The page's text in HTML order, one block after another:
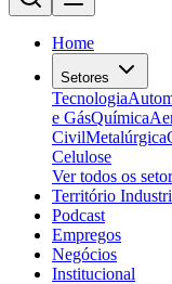
Home
Setores
Tecnologia
e GásQuímica
CivilMetalúrgica
Celulose
Ver todos os
Território
Podcast
Empregos
Negócios
Institucional